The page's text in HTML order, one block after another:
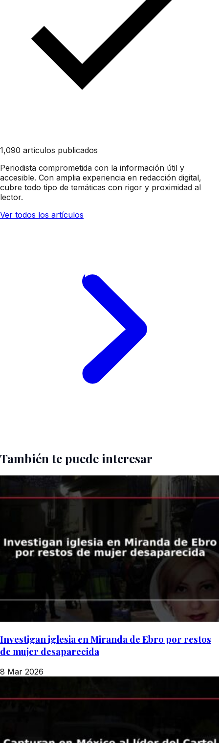
1,090 artículos publicados
Periodista comprometida con la información útil y
accesible. Con amplia experiencia en redacción digital,
cubre todo tipo de temáticas con rigor y proximidad al
lector.
Ver todos los artículos
También te puede interesar
Investigan iglesia en Miranda de Ebro por restos
de mujer desaparecida
8 Mar 2026